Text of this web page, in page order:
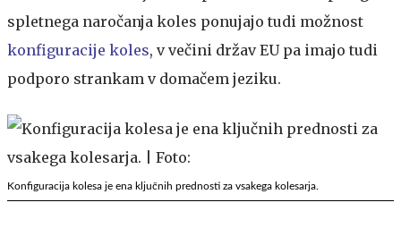
spletnega naročanja koles ponujajo tudi možnost
konfiguracije koles, v večini držav EU pa imajo tudi
podporo strankam v domačem jeziku.
Konfiguracija kolesa je ena ključnih prednosti za vsakega kolesarja.